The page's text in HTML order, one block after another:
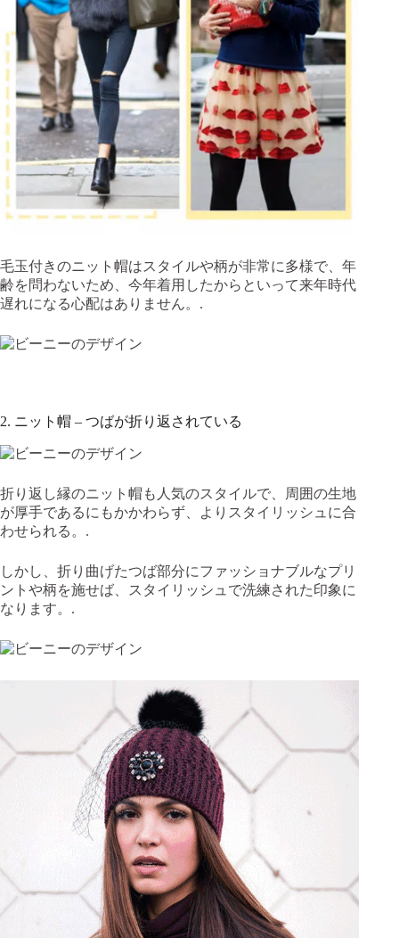
毛玉付きのニット帽はスタイルや柄が非常に多様で、年
齢を問わないため、今年着用したからといって来年時代
遅れになる心配はありません。.
2. ニット帽 – つばが折り返されている
折り返し縁のニット帽も人気のスタイルで、周囲の生地
が厚手であるにもかかわらず、よりスタイリッシュに合
わせられる。.
しかし、折り曲げたつば部分にファッショナブルなプリ
ントや柄を施せば、スタイリッシュで洗練された印象に
なります。.